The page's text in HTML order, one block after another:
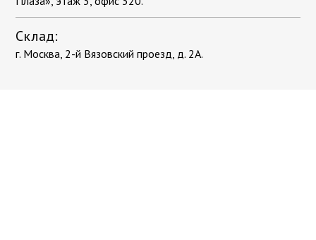
Склад:
г. Москва, 2-й Вязовский проезд, д. 2А.